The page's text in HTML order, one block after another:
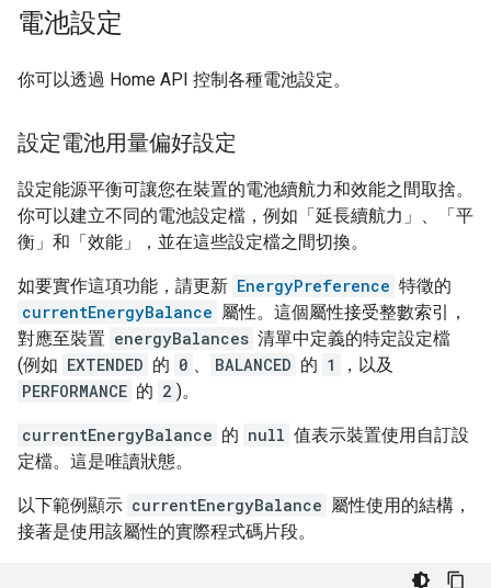
電池設定
你可以透過 Home API 控制各種電池設定。
設定電池用量偏好設定
設定能源平衡可讓您在裝置的電池續航力和效能之間取捨。
你可以建立不同的電池設定檔，例如「延長續航力」、「平
衡」和「效能」，並在這些設定檔之間切換。
如要實作這項功能，請更新 EnergyPreference 特徵的
currentEnergyBalance 屬性。這個屬性接受整數索引，
對應至裝置 energyBalances 清單中定義的特定設定檔
(例如 EXTENDED 的 0 、 BALANCED 的 1
，以及
PERFORMANCE 的 2 )。
currentEnergyBalance 的 null 值表示裝置使用自訂設
定檔。這是唯讀狀態。
以下範例顯示 currentEnergyBalance 屬性使用的結構，
接著是使用該屬性的實際程式碼片段。